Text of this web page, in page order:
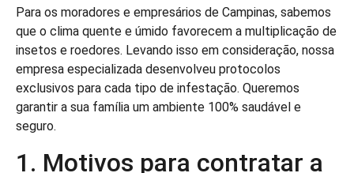
Para os moradores e empresários de Campinas, sabemos
que o clima quente e úmido favorecem a multiplicação de
insetos e roedores. Levando isso em consideração, nossa
empresa especializada desenvolveu protocolos
exclusivos para cada tipo de infestação. Queremos
garantir a sua família um ambiente 100% saudável e
seguro.
1. Motivos para contratar a